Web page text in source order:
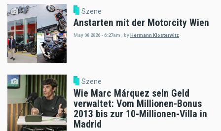
Szene
Anstarten mit der Motorcity Wien
May 08 2026 - 6:27am byHermann Klosterwitz
Szene
Wie Marc Márquez sein Geld
verwaltet: Vom Millionen-Bonus
2013 bis zur 10-Millionen-Villa in
Madrid